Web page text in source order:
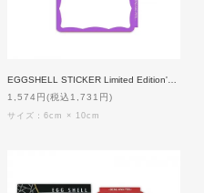
1,574円(税込1,731円)
サイズ：6cm × 10cm